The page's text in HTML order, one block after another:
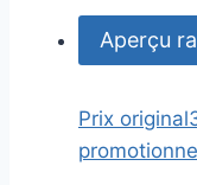
Aperçu
Prix original